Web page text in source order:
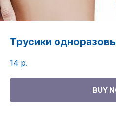
Трусики
14 р.
BUY